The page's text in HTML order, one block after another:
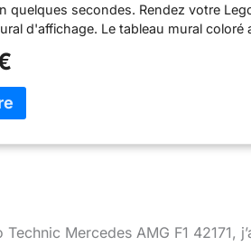
quelques secondes. Rendez votre
d'affichage. Le tableau mural coloré
maîtresse. Le design est simple et
style de décoration. Offrez des idées
et votre décoration d'intérieur.
d'affichage est fabriqué en plexiglas
d'aluminium et panneau arrière
cadre est un alliage d'aluminium de 35
Mercedes AMG F1 42171,